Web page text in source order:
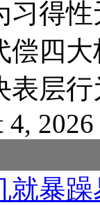
习得
偿四
表层行
4, 2026
就暴